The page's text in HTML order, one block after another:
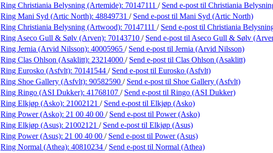
Ring Christiania Belysning (Artemide): 70147111 / Send e-post til Christiania
Ring Mani Syd (Artic North): 48849731 / Send e-post til Mani Syd (Artic North)
Ring Christiania Belysning (Artwood): 70147111 / Send e-post til Christiania
Ring Aseco Gull & Sølv (Arven): 70143710 / Send e-post til Aseco Gull & Sølv
Ring Jernia (Arvid Nilsson): 40005965 / Send e-post til Jernia (Arvid Nilsson)
Ring Clas Ohlson (Asaklitt): 23214000 / Send e-post til Clas Ohlson (Asaklitt)
Ring Eurosko (Asfvlt): 70141544 / Send e-post til Eurosko (Asfvlt)
Ring Shoe Gallery (Asfvlt): 90582590 / Send e-post til Shoe Gallery (Asfvlt)
Ring Ringo (ASI Dukker): 41768107 / Send e-post til Ringo (ASI Dukker)
Ring Elkjøp (Asko): 21002121 / Send e-post til Elkjøp (Asko)
Ring Power (Asko): 21 00 40 00 / Send e-post til Power (Asko)
Ring Elkjøp (Asus): 21002121 / Send e-post til Elkjøp (Asus)
Ring Power (Asus): 21 00 40 00 / Send e-post til Power (Asus)
Ring Normal (Athea): 40810234 / Send e-post til Normal (Athea)